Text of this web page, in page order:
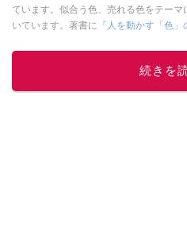
ています。似合う色、売れる色をテー
いています。著書に 『人を動かす「色
この
続きを